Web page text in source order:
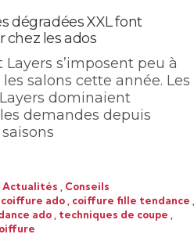
dégradées XXL font
chez les ados
Layers s’imposent peu à
salons cette année. Les
dominaient
demandes depuis
Actualités
Conseils
coiffure ado coiffure fille tendance
ado
techniques de coupe